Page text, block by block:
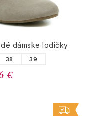
dámske lodičky
38 39
€